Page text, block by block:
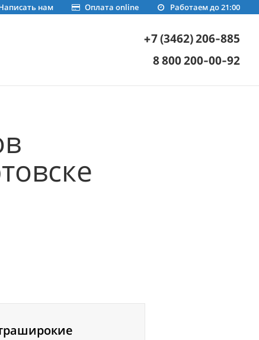
Работаем до 21:00
Оплата online
нам
+7 (3462) 206-885
8 800 200-00-92